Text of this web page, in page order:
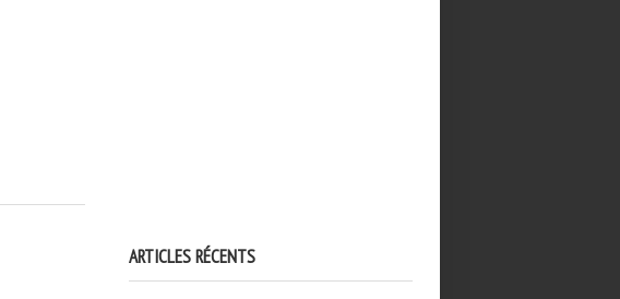
ARTICLES RÉCENTS